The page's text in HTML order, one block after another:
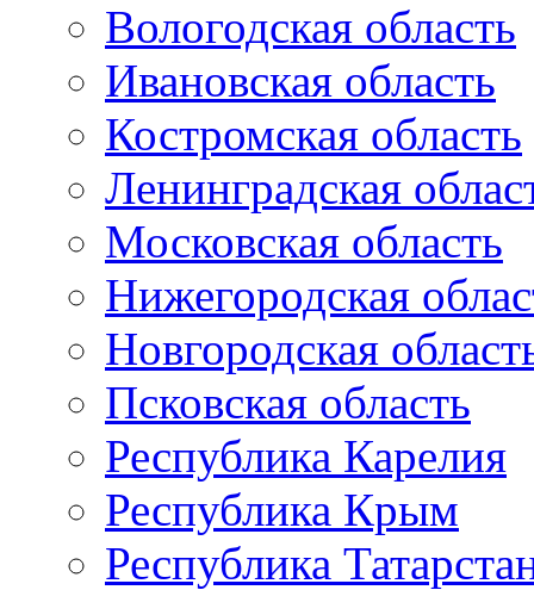
Вологодская область
Ивановская область
Костромская область
Ленинградская
Московская область
Нижегородская
Новгородская
Псковская область
Республика Карелия
Республика Крым
Республика